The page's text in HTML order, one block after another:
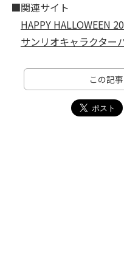
■関連サイト
HAPPY HALLOWEEN
サンリオキャラクター
この記